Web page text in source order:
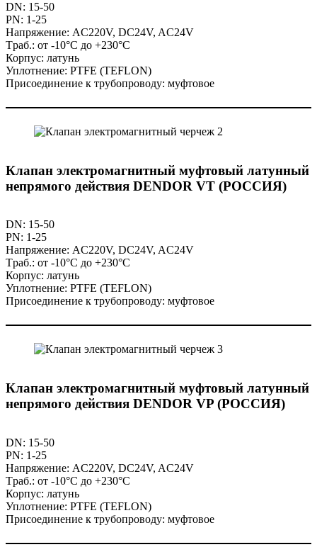
DN: 15-50
PN: 1-25
Напряжение: AC220V, DC24V, AC24V
Tраб.: от -10°C до +230°C
Корпус: латунь
Уплотнение: PTFE (TEFLON)
Присоединение к трубопроводу: муфтовое
Клапан электромагнитный муфтовый латунный
непрямого действия DENDOR VT (РОССИЯ)
DN: 15-50
PN: 1-25
Напряжение: AC220V, DC24V, AC24V
Tраб.: от -10°C до +230°C
Корпус: латунь
Уплотнение: PTFE (TEFLON)
Присоединение к трубопроводу: муфтовое
Клапан электромагнитный муфтовый латунный
непрямого действия DENDOR VP (РОССИЯ)
DN: 15-50
PN: 1-25
Напряжение: AC220V, DC24V, AC24V
Tраб.: от -10°C до +230°C
Корпус: латунь
Уплотнение: PTFE (TEFLON)
Присоединение к трубопроводу: муфтовое